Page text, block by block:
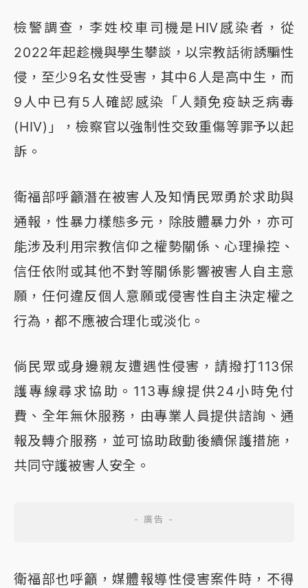
檢警調查，李姓校車司機是HIV感染者，從
2022年起趁機與學生攀談，以宗教話術誘騙性
侵，至少9名女性受害，其中6人是高中生，而
9人中已有5人確認感染「人類免疫缺乏病毒
(HIV)」，檢察官以強制性交致重傷等罪予以起
訴。
衛福部呼籲潛在被害人及知情民眾勇於求助與
通報，性暴力樣態多元，除肢體暴力外，亦可
能涉及利用宗教信仰之權勢關係、心理操控、
信任依附或其他不對等關係影響被害人自主意
願，任何違反個人意願或侵害性自主決定權之
行為，都不應被合理化或淡化。
倘民眾或身邊親友遭遇性侵害，請撥打113保
護專線尋求協助。113專線提供24小時免付
費、全年無休服務，由專業人員提供諮詢、通
報及轉介服務，並可協助啟動後續保護措施，
共同守護被害人安全。
衛福部也呼籲，媒體報導性侵害案件時，不得